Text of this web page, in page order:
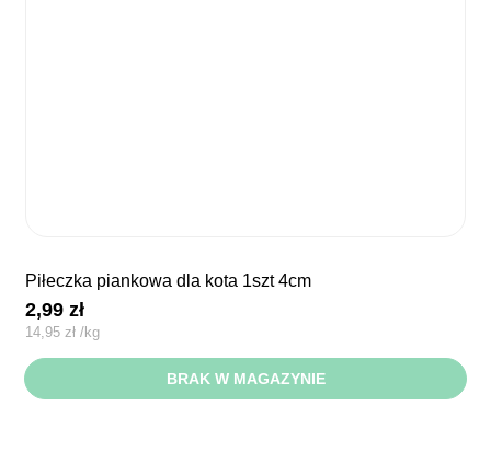
piłeczka piankowa dla kota 1szt 4cm
2,99zł
14,95zł /kg
BRAK W MAGAZYNIE